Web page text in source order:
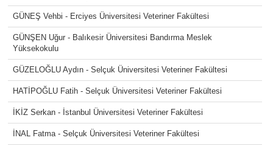
GÜNEŞ Vehbi - Erciyes Üniversitesi Veteriner Fakültesi
GÜNŞEN Uğur - Balıkesir Üniversitesi Bandırma Meslek
Yüksekokulu
GÜZELOĞLU Aydın - Selçuk Üniversitesi Veteriner Fakültesi
HATİPOĞLU Fatih - Selçuk Üniversitesi Veteriner Fakültesi
İKİZ Serkan - İstanbul Üniversitesi Veteriner Fakültesi
İNAL Fatma - Selçuk Üniversitesi Veteriner Fakültesi